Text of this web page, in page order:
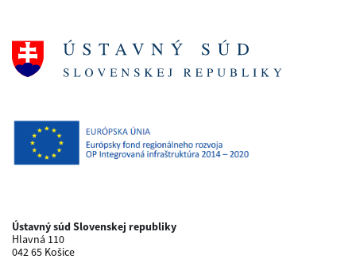
Ústavný súd Slovenskej republiky
Hlavná 110
042 65 Košice